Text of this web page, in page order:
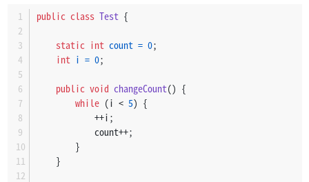
public class Test {
static int count = 0;
int i = 0;
public void changeCount() {
while (i < 5) {
            ++i;
            count++;
        }
    }